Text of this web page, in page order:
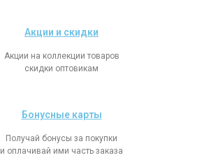
Акции и скидки
Акции на коллекции товаров
скидки оптовикам
Бонусные карты
Получай бонусы за покупки
и оплачивай ими часть заказа